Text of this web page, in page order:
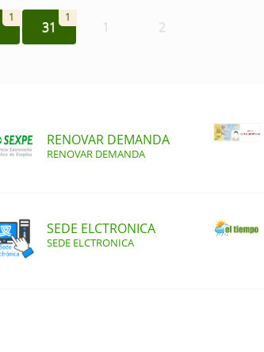
1
31
1
1 2
RENOVAR DEMANDA
RENOVAR DEMANDA
SEDE ELCTRONICA
SEDE ELCTRONICA